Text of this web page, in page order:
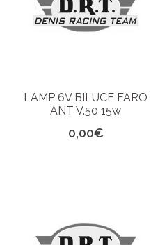
LAMP 6V BILUCE FARO
ANT V.50 15w
0,00€